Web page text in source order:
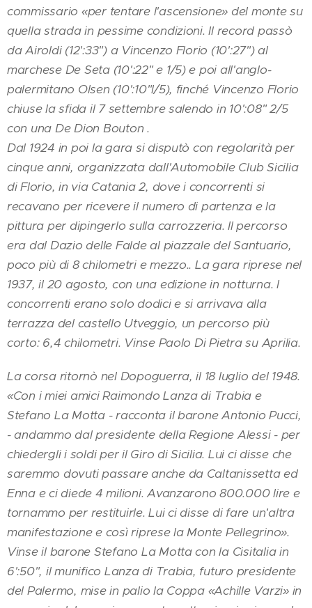
commissario «per tentare l'ascensione» del monte su
quella strada in pessime condizioni. Il record passò
da Airoldi (12':33") a Vincenzo Florio (10':27") al
marchese De Seta (10':22" e 1/5) e poi all'anglo-
palermitano Olsen (10':10"l/5), finché Vincenzo Florio
chiuse la sfida il 7 settembre salendo in 10':08" 2/5
con una De Dion Bouton .
Dal 1924 in poi la gara si disputò con regolarità per
cinque anni, organizzata dall'Automobile Club Sicilia
di Florio, in via Catania 2, dove i concorrenti si
recavano per ricevere il numero di partenza e la
pittura per dipingerlo sulla carrozzeria. Il percorso
era dal Dazio delle Falde al piazzale del Santuario,
poco più di 8 chilometri e mezzo.. La gara riprese nel
1937, il 20 agosto, con una edizione in notturna. I
concorrenti erano solo dodici e si arrivava alla
terrazza del castello Utveggio, un percorso più
corto: 6,4 chilometri. Vinse Paolo Di Pietra su Aprilia.
La corsa ritornò nel Dopoguerra, il 18 luglio del 1948.
«Con i miei amici Raimondo Lanza di Trabia e
Stefano La Motta - racconta il barone Antonio Pucci,
- andammo dal presidente della Regione Alessi - per
chiedergli i soldi per il Giro di Sicilia. Lui ci disse che
saremmo dovuti passare anche da Caltanissetta ed
Enna e ci diede 4 milioni. Avanzarono 800.000 lire e
tornammo per restituirle. Lui ci disse di fare un'altra
manifestazione e così riprese la Monte Pellegrino».
Vinse il barone Stefano La Motta con la Cisitalia in
6':50", il munifico Lanza di Trabia, futuro presidente
del Palermo, mise in palio la Coppa «Achille Varzi» in